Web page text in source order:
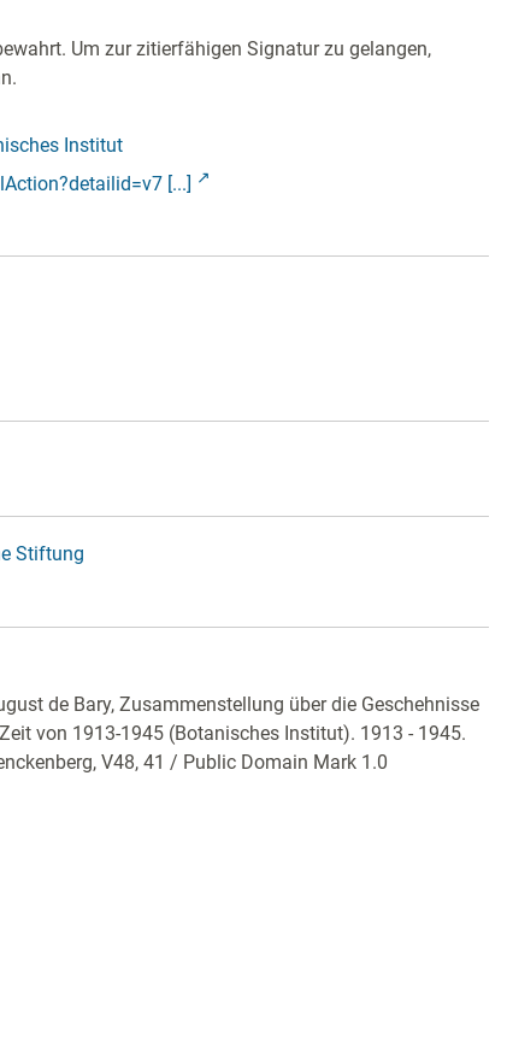
Um zur zitierfähigen Signatur zu gelangen,
Institut
[...]
Stiftung
de Bary, Zusammenstellung über die Geschehnisse
von 1913-1945 (Botanisches Institut). 1913 - 1945.
V48, 41 / Public Domain Mark 1.0